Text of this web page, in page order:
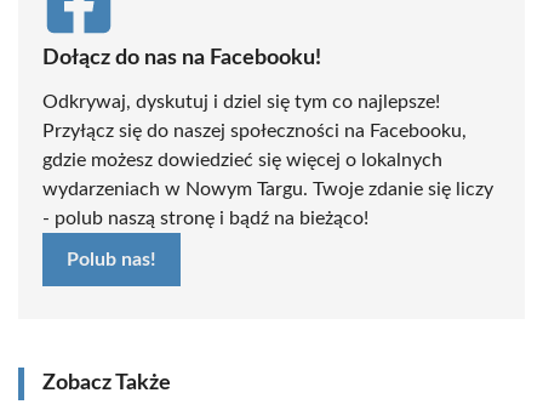
Dołącz do nas na Facebooku!
Odkrywaj, dyskutuj i dziel się tym co najlepsze!
Przyłącz się do naszej społeczności na Facebooku,
gdzie możesz dowiedzieć się więcej o lokalnych
wydarzeniach w Nowym Targu. Twoje zdanie się liczy
- polub naszą stronę i bądź na bieżąco!
Polub nas!
Zobacz Także